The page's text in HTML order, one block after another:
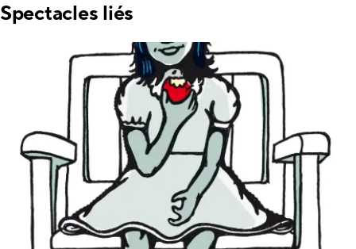
Spectacles liés